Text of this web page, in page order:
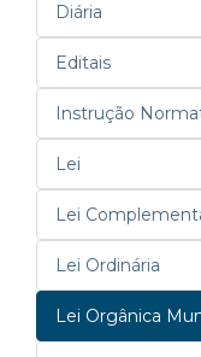
Diária
Editais
Instrução
Lei
Lei
Lei Ordinária
Lei Orgânica